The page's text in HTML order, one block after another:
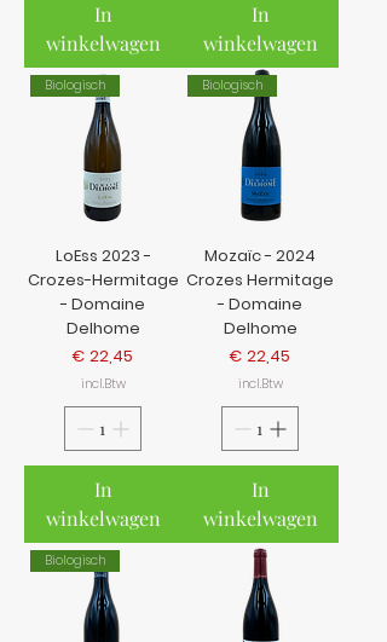
In
winkelwagen
In
winkelwagen
Biologisch
LoEss 2023 -
Crozes-Hermitage
- Domaine
Delhome
Prijs
€ 22,45
incl.Btw
In
winkelwagen
Biologisch
Mozaïc - 2024
Crozes Hermitage
- Domaine
Delhome
Prijs
€ 22,45
incl.Btw
In
winkelwagen
Biologisch